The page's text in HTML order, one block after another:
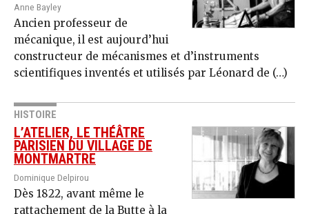
Anne Bayley
Ancien professeur de
mécanique, il est aujourd’hui
constructeur de mécanismes et d’instruments
scientifiques inventés et utilisés par Léonard de (…)
HISTOIRE
L’ATELIER, LE THÉÂTRE
PARISIEN DU VILLAGE DE
MONTMARTRE
Dominique Delpirou
Dès 1822, avant même le
rattachement de la Butte à la